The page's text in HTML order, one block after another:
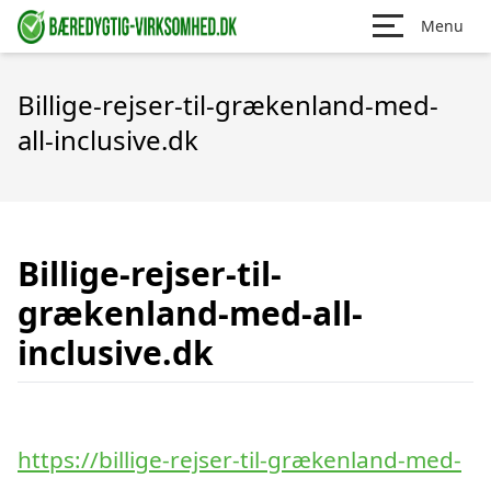
Menu
Billige-rejser-til-grækenland-med-
all-inclusive.dk
Billige-rejser-til-
grækenland-med-all-
inclusive.dk
https://billige-rejser-til-grækenland-med-